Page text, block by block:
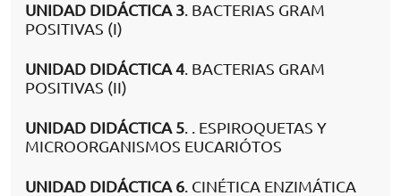
UNIDAD DIDÁCTICA 3. BACTERIAS GRAM
POSITIVAS (I)
UNIDAD DIDÁCTICA 4. BACTERIAS GRAM
POSITIVAS (II)
UNIDAD DIDÁCTICA 5. . ESPIROQUETAS Y
MICROORGANISMOS EUCARIÓTOS
UNIDAD DIDÁCTICA 6. CINÉTICA ENZIMÁTICA